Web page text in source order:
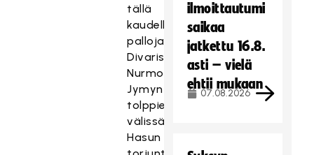
tällä
kaudella
palloja
Divarissa
Nurmon
Jymyn
tolppien
välissä.
Hasun
ilmoittautumi
saikaa
jatkettu 16.8.
asti – vielä
ehtii mukaan
07.08.2026